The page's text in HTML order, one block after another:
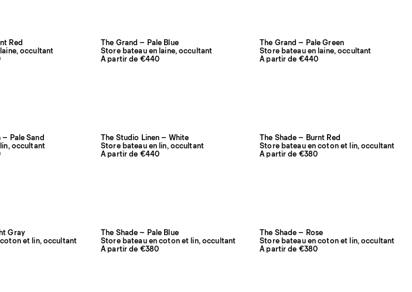
Red
occultant
The Grand – Pale Blue
Store bateau en laine, occultant
À partir de €440
The Grand – Pale Green
Store bateau en laine, occultant
À partir de €440
Pale Sand
occultant
The Studio Linen – White
Store bateau en lin, occultant
À partir de €440
The Shade – Burnt Red
Store bateau en coton et lin, occultant
À partir de €380
Gray
et lin, occultant
The Shade – Pale Blue
Store bateau en coton et lin, occultant
À partir de €380
The Shade – Rose
Store bateau en coton et lin, occultant
À partir de €380